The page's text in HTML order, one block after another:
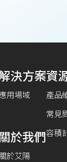
決方案
用場域
於我們
於艾陽
資
產品
常見
容積